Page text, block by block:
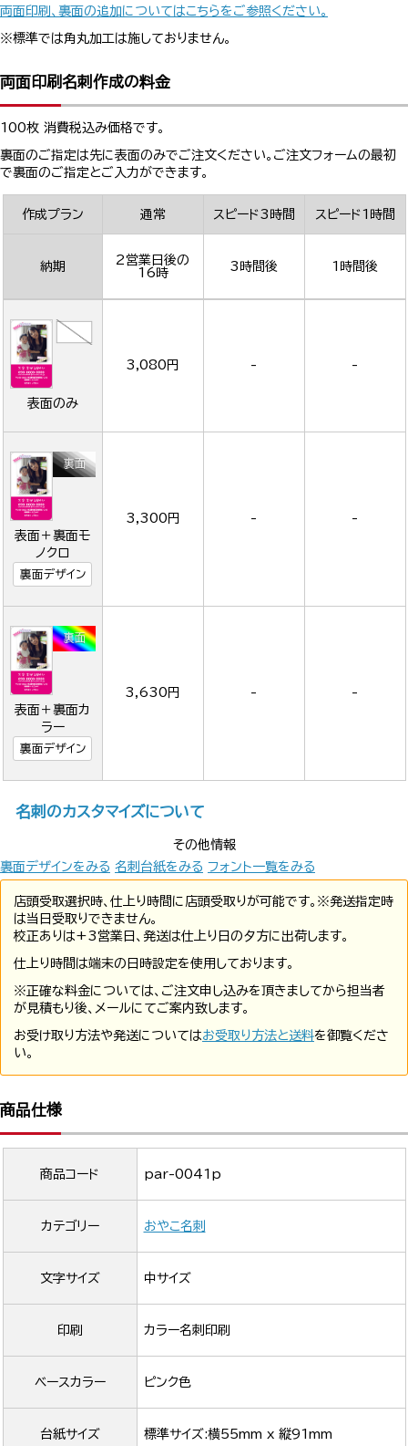
両面印刷、裏面の追加についてはこちらをご参照ください。
※標準では角丸加工は施しておりません。
両面印刷名刺作成の料金
100枚 消費税込み価格です。
裏面のご指定は先に表面のみでご注文ください。ご注文フォームの最初
で裏面のご指定とご入力ができます。
作成プラン 通常 スピード3時間 スピード1時間
納期
2営業日後の
16時
3時間後 1時間後
表面のみ
3,080円 - -
表面＋裏面モ
ノクロ
裏面デザイン
3,300円 - -
表面＋裏面カ
ラー
裏面デザイン
3,630円 - -
名刺のカスタマイズについて
その他情報
裏面デザインをみる 名刺台紙をみる フォント一覧をみる
店頭受取選択時、仕上り時間に店頭受取りが可能です。※発送指定時
は当日受取りできません。
校正ありは+3営業日、発送は仕上り日の夕方に出荷します。
仕上り時間は端末の日時設定を使用しております。
※正確な料金については、ご注文申し込みを頂きましてから担当者
が見積もり後、メールにてご案内致します。
お受け取り方法や発送についてはお受取り方法と送料を御覧くださ
い。
商品仕様
商品コード par-0041p
カテゴリー おやこ名刺
文字サイズ 中サイズ
印刷 カラー名刺印刷
ベースカラー ピンク色
台紙サイズ 標準サイズ:横55mm x 縦91mm